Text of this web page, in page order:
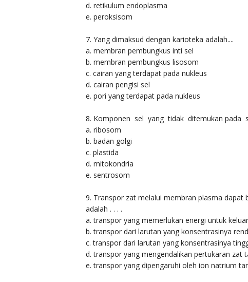
d. retikulum endoplasma
e. peroksisom
7. Yang dimaksud dengan karioteka adalah....
a. membran pembungkus inti sel
b. membran pembungkus lisosom
c. cairan yang terdapat pada nukleus
d. cairan pengisi sel
e. pori yang terdapat pada nukleus
8. Komponen sel yang tidak ditemukan pada
a. ribosom
b. badan golgi
c. plastida
d. mitokondria
e. sentrosom
9. Transpor zat melalui membran plasma
adalah . . . .
a. transpor yang memerlukan energi untuk
b. transpor dari larutan yang konsentrasinya
c. transpor dari larutan yang konsentrasinya
d. transpor yang mengendalikan pertukaran zat
e. transpor yang dipengaruhi oleh ion natrium